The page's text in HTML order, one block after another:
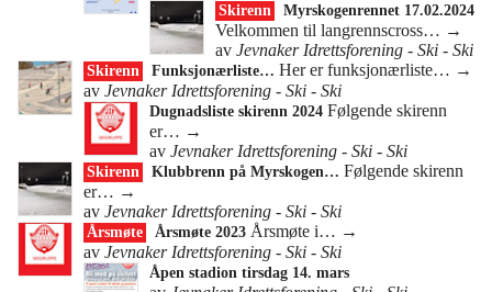
Skirenn Myrskogenrennet 17.02.2024
Velkommen til langrennscross… →
av Jevnaker Idrettsforening - Ski - Ski
Skirenn Funksjonærliste… Her er funksjonærliste… →
av Jevnaker Idrettsforening - Ski - Ski
Dugnadsliste skirenn 2024 Følgende skirenn
er… →
av Jevnaker Idrettsforening - Ski - Ski
Skirenn Klubbrenn på Myrskogen… Følgende skirenn
er… →
av Jevnaker Idrettsforening - Ski - Ski
Årsmøte Årsmøte 2023 Årsmøte i… →
av Jevnaker Idrettsforening - Ski - Ski
Åpen stadion tirsdag 14. mars